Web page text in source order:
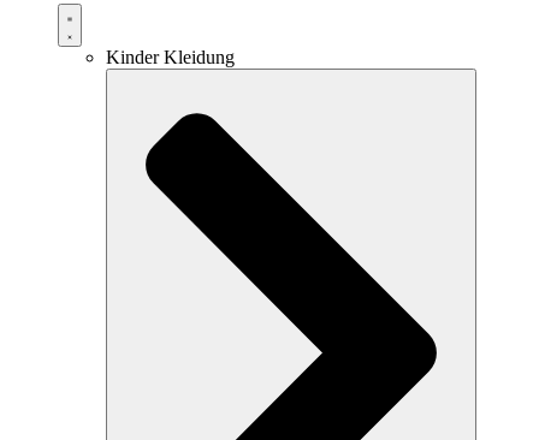
Kinder Kleidung